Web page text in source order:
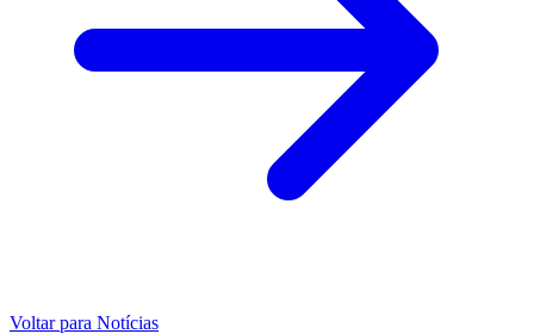
Voltar para Notícias